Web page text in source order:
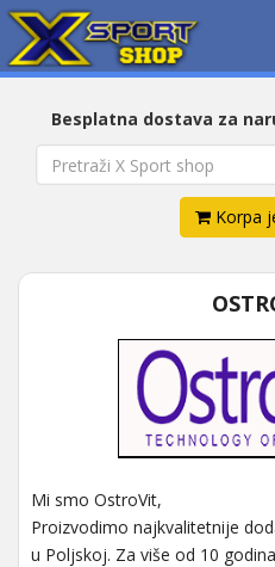
Besplatna dostava za
Korpa
Mi smo OstroVit,
Proizvodimo najkvalitetnije
u Poljskoj. Za više od 10